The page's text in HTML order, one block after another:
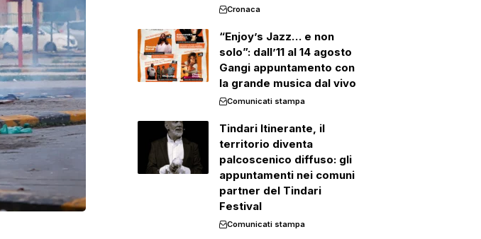
Cronaca
“Enjoy’s Jazz… e non
solo”: dall’11 al 14 agosto
Gangi appuntamento con
la grande musica dal vivo
Comunicati stampa
Tindari Itinerante, il
territorio diventa
palcoscenico diffuso: gli
appuntamenti nei comuni
partner del Tindari
Festival
Comunicati stampa